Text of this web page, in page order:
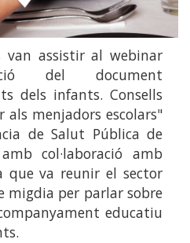
van assistir al webinar
del document
dels infants. Consells
menjadors escolars"
de Salut Pública de
col·laboració amb
que va reunir el sector
migdia per parlar sobre
educatiu